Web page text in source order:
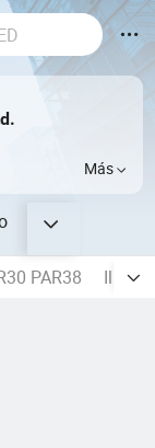
Más
PAR38